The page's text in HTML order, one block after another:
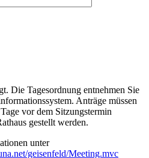
Die Tagesordnung entnehmen Sie
Anträge müssen
vor dem Sitzungstermin
gestellt werden.
unter
geisenfeld/Meeting.mvc